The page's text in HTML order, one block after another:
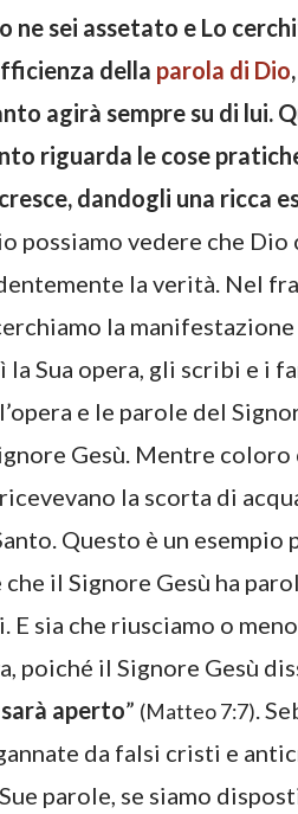
ne sei assetato e Lo cerchi
della parola di Dio
agirà sempre su di lui.
riguarda le cose
dandogli una ricca
possiamo vedere che
la verità. Nel
la
la Sua opera, gli scribi e i
e le parole del
Gesù. Mentre coloro
la scorta di
Questo è un
il Signore Gesù ha
sia che riusciamo o
poiché il Signore Gesù
aperto” (Matteo 7:7).
da falsi cristi e
parole, se siamo